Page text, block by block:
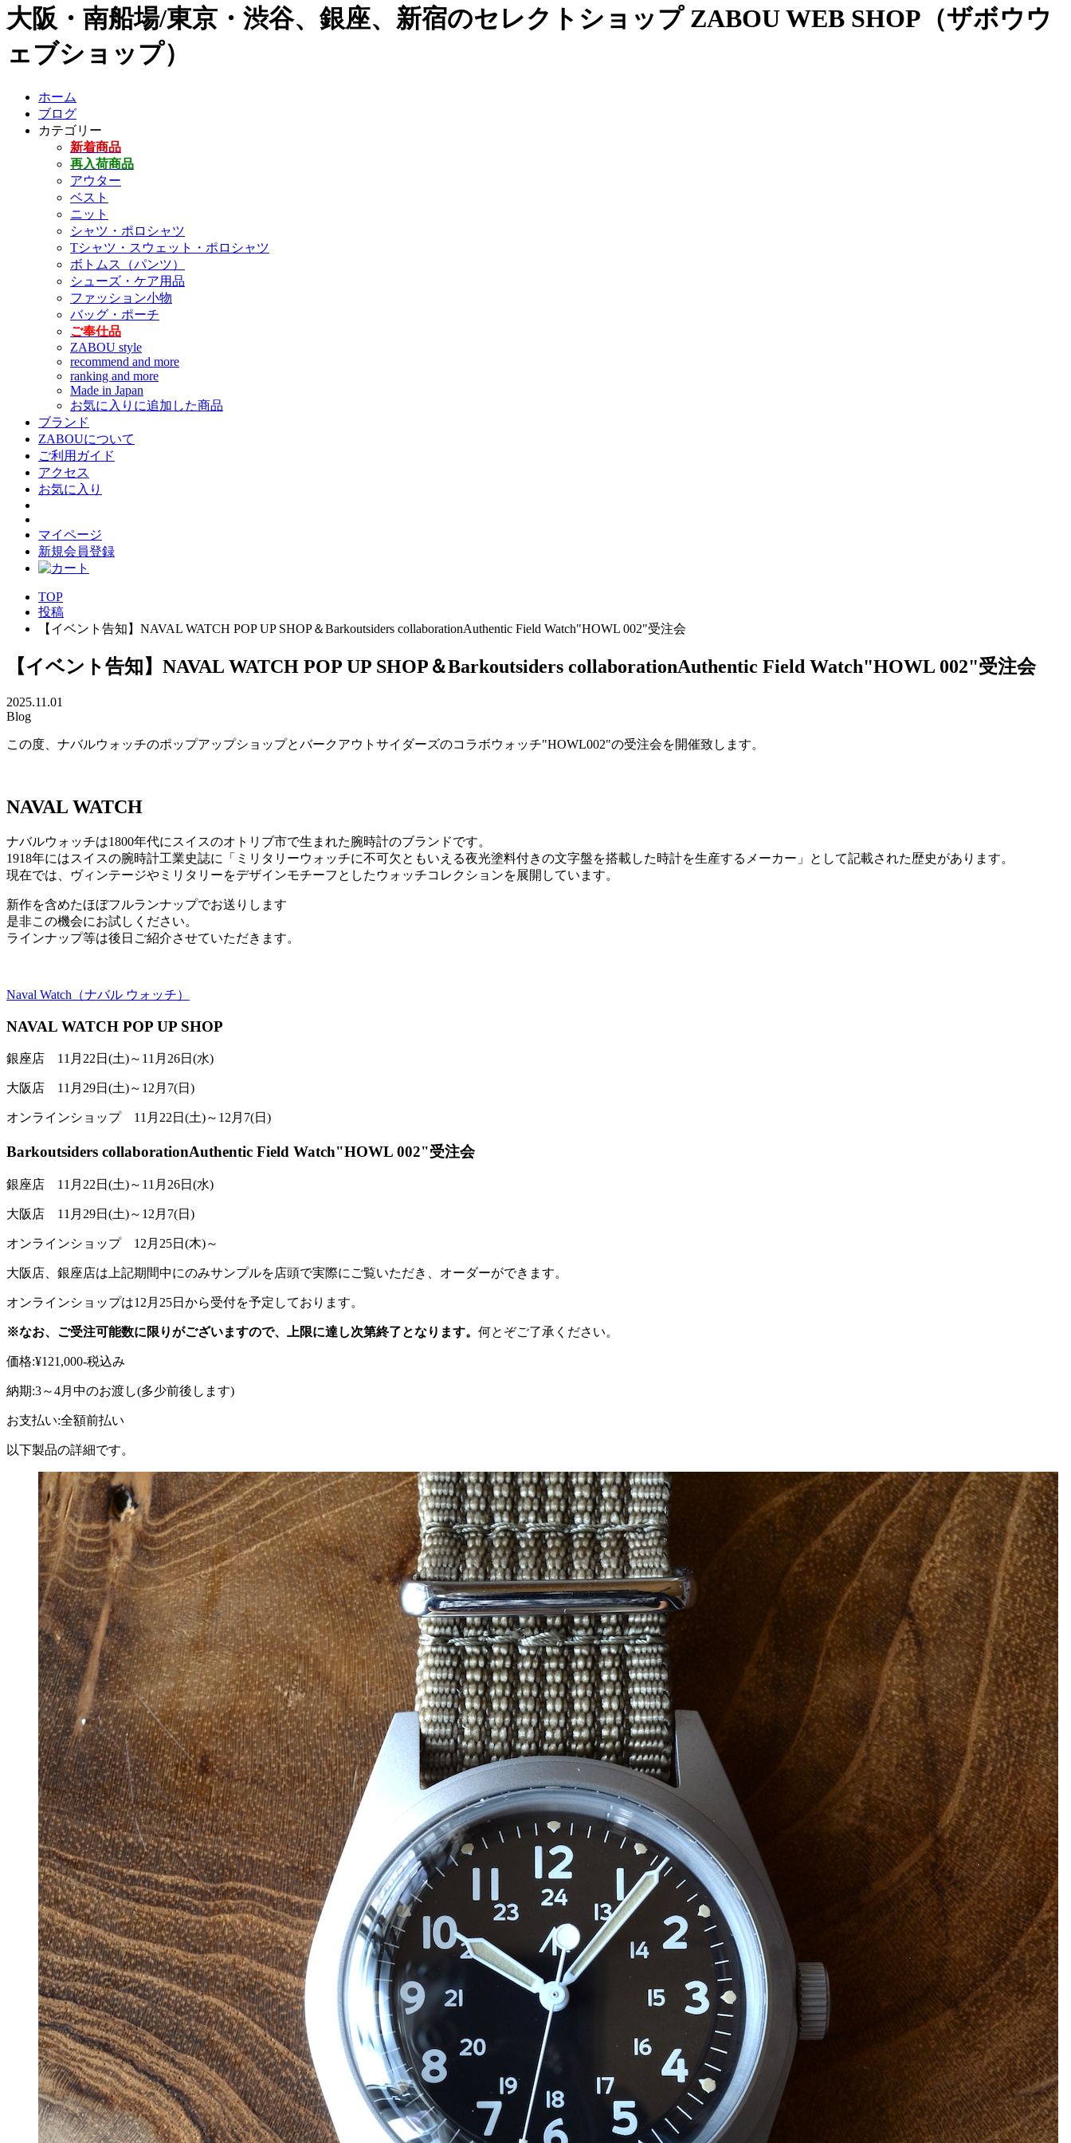
大阪・南船場/東京・渋谷、銀座、新宿のセレクトショップ ZABOU WEB SHOP（ザボウウ
ェブショップ）
ホーム
ブログ
カテゴリー
新着商品
再入荷商品
アウター
ベスト
ニット
シャツ・ポロシャツ
Tシャツ・スウェット・ポロシャツ
ボトムス（パンツ）
シューズ・ケア用品
ファッション小物
バッグ・ポーチ
ご奉仕品
ZABOU style
recommend and more
ranking and more
Made in Japan
お気に入りに追加した商品
ブランド
ZABOUについて
ご利用ガイド
アクセス
お気に入り
マイページ
新規会員登録
TOP
投稿
【イベント告知】NAVAL WATCH POP UP SHOP＆Barkoutsiders collaborationAuthentic Field Watch"HOWL 002"受注会
【イベント告知】NAVAL WATCH POP UP SHOP＆Barkoutsiders collaborationAuthentic Field Watch"HOWL 002"受注会
2025.11.01
Blog
この度、ナバルウォッチのポップアップショップとバークアウトサイダーズのコラボウォッチ"HOWL002"の受注会を開催致します。
NAVAL WATCH
ナバルウォッチは1800年代にスイスのオトリブ市で生まれた腕時計のブランドです。
1918年にはスイスの腕時計工業史誌に「ミリタリーウォッチに不可欠ともいえる夜光塗料付きの文字盤を搭載した時計を生産するメーカー」として記載された歴史があります。
現在では、ヴィンテージやミリタリーをデザインモチーフとしたウォッチコレクションを展開しています。
新作を含めたほぼフルランナップでお送りします
是非この機会にお試しください。
ラインナップ等は後日ご紹介させていただきます。
Naval Watch（ナバル ウォッチ）
NAVAL WATCH POP UP SHOP
銀座店 11月22日(土)～11月26日(水)
大阪店 11月29日(土)～12月7(日)
オンラインショップ 11月22日(土)～12月7(日)
Barkoutsiders collaborationAuthentic Field Watch"HOWL 002"受注会
銀座店 11月22日(土)～11月26日(水)
大阪店 11月29日(土)～12月7(日)
オンラインショップ 12月25日(木)～
大阪店、銀座店は上記期間中にのみサンプルを店頭で実際にご覧いただき、オーダーができます。
オンラインショップは12月25日から受付を予定しております。
※なお、ご受注可能数に限りがございますので、上限に達し次第終了となります。 何とぞご了承ください。
価格:¥121,000-税込み
納期:3～4月中のお渡し(多少前後します)
お支払い:全額前払い
以下製品の詳細です。